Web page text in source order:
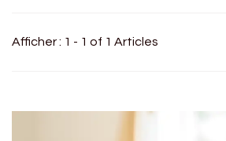
Afficher : 1 - 1 of 1 Articles